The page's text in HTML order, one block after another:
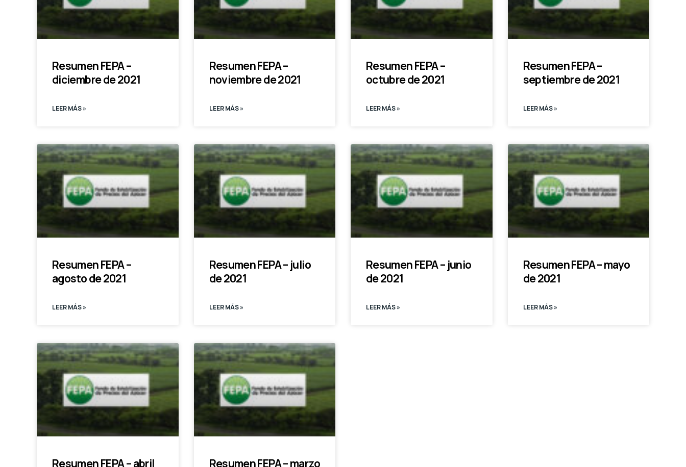
Resumen FEPA –
diciembre de 2021
LEER MÁS »
Resumen FEPA –
noviembre de 2021
LEER MÁS »
Resumen FEPA –
octubre de 2021
LEER MÁS »
Resumen FEPA –
septiembre de 2021
LEER MÁS »
Resumen FEPA –
agosto de 2021
LEER MÁS »
Resumen FEPA – julio
de 2021
LEER MÁS »
Resumen FEPA – junio
de 2021
LEER MÁS »
Resumen FEPA – mayo
de 2021
LEER MÁS »
Resumen FEPA – abril
Resumen FEPA – marzo